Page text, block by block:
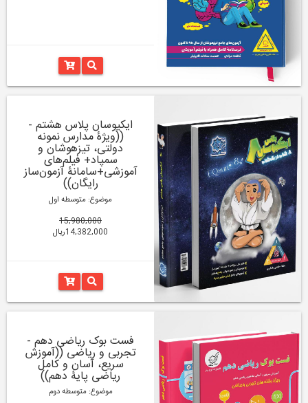
ایکیوسان پلاس هشتم -
((ویژۀ مدارس نمونه
دولتی، تیزهوشان و
سمپاد+ فیلم‌های
آموزشی+سامانۀ آزمون‌ساز
رایگان))
موضوع: متوسطه اول
15,980,000
14,382,000ریال
فست بوک ریاضی دهم -
تجربی و ریاضی ((آموزش
سریع، آسان و کامل
ریاضی پایۀ دهم))
موضوع: متوسطه دوم